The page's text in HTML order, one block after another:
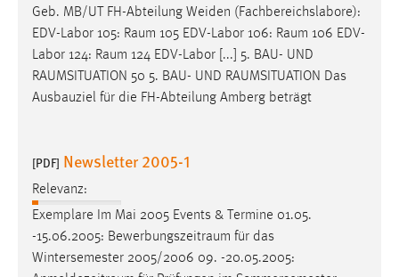
Geb. MB/UT FH-Abteilung Weiden (Fachbereichslabore):
EDV-Labor 105: Raum 105 EDV-Labor 106: Raum 106 EDV-
Labor 124: Raum 124 EDV-Labor [...] 5. BAU- UND
RAUMSITUATION 50 5. BAU- UND RAUMSITUATION Das
Ausbauziel für die FH-Abteilung Amberg beträgt
[PDF] Newsletter 2005-1
Relevanz:
Exemplare Im Mai 2005 Events & Termine 01.05.
-15.06.2005: Bewerbungszeitraum für das
Wintersemester 2005/2006 09. -20.05.2005: